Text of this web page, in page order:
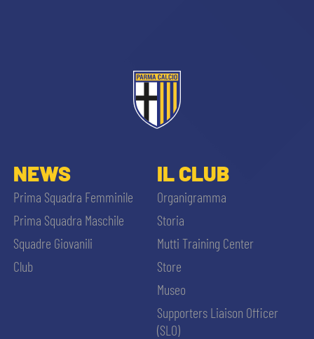
NEWS
Prima Squadra Femminile
Prima Squadra Maschile
Squadre Giovanili
Club
IL CLUB
Organigramma
Storia
Mutti Training Center
Store
Museo
Supporters Liaison Officer
(SLO)